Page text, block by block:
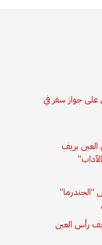
على جواز سفر في
بريف